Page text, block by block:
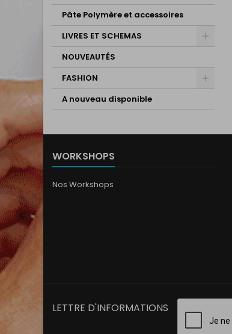
Pâte Polymère et accessoires
LIVRES ET SCHEMAS
NOUVEAUTÉS
FASHION
A nouveau disponible
WORKSHOPS
Nos Workshops
LETTRE D'INFORMATIONS